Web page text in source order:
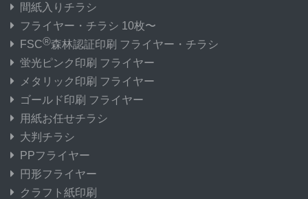
間紙入りチラシ
フライヤー・チラシ 10枚〜
FSC®森林認証印刷 フライヤー・チラシ
蛍光ピンク印刷 フライヤー
メタリック印刷 フライヤー
ゴールド印刷 フライヤー
用紙お任せチラシ
大判チラシ
PPフライヤー
円形フライヤー
クラフト紙印刷